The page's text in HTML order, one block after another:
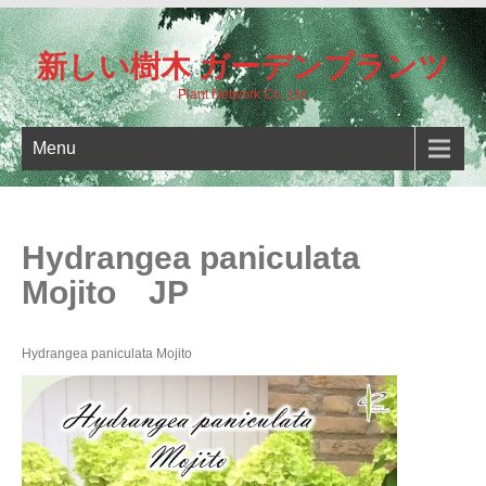
新しい樹木 ガーデンプランツ
Plant Network Co.,Ltd.
Menu
Hydrangea paniculata
Mojito JP
Hydrangea paniculata Mojito